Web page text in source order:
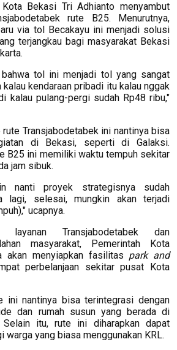
Bekasi Tri Adhianto menyambut
rute B25. Menurutnya,
via tol Becakayu ini menjadi solusi
terjangkau bagi masyarakat Bekasi
tol ini menjadi tol yang sangat
kalau kendaraan pribadi itu kalau nggak
kalau pulang-pergi sudah Rp48 ribu,"
rute Transjabodetabek ini nantinya bisa
di Bekasi, seperti di Galaksi.
B25 ini memiliki waktu tempuh sekitar
jam sibuk.
nanti proyek strategisnya sudah
lagi, selesai, mungkin akan terjadi
ucapnya.
layanan Transjabodetabek dan
masyarakat, Pemerintah Kota
akan menyiapkan fasilitas park and
perbelanjaan sekitar pusat Kota
ini nantinya bisa terintegrasi dengan
dan rumah susun yang berada di
Selain itu, rute ini diharapkan dapat
warga yang biasa menggunakan KRL.